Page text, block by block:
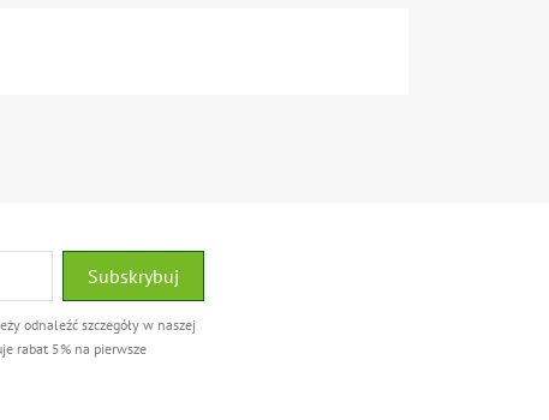
odnaleźć szczegóły w naszej
rabat 5% na pierwsze